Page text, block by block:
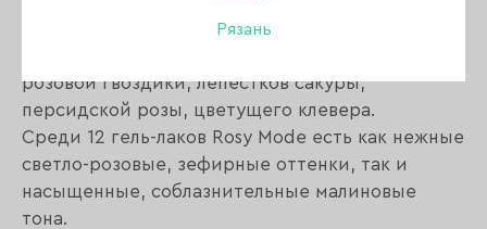
Рязань
Здравствуй, новый яркий мир красок.
розовой гвоздики, лепестков сакуры,
персидской розы, цветущего клевера.
Среди 12 гель-лаков Rosy Mode есть как нежные
светло-розовые, зефирные оттенки, так и
насыщенные, соблазнительные малиновые
тона.